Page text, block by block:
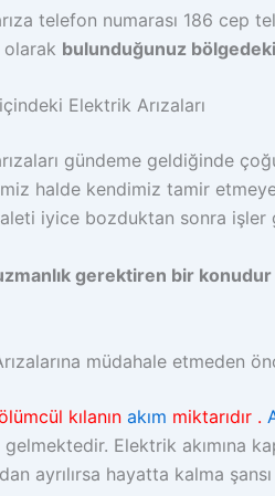
telefon numarası 186 cep
bulunduğunuz
Elektrik Arızaları
gündeme geldiğinde
halde kendimiz tamir etmeye
iyice bozduktan sonra işler
gerektiren bir konudur
müdahale etmeden
kılanın akım miktarıdır .
gelmektedir. Elektrik akımına
ayrılırsa hayatta kalma